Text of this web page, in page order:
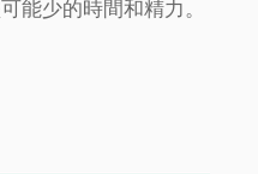
能少的時間和精力。